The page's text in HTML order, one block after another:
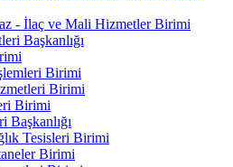
- İlaç ve Mali Hizmetler Birimi
Başkanlığı
Birimi
Birimi
Birimi
Başkanlığı
Tesisleri Birimi
Birimi